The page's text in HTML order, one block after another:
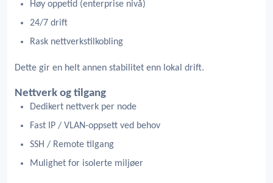
Høy oppetid (enterprise nivå)
24/7 drift
Rask nettverkstilkobling
Dette gir en helt annen stabilitet enn lokal drift.
Nettverk og tilgang
Dedikert nettverk per node
Fast IP / VLAN-oppsett ved behov
SSH / Remote tilgang
Mulighet for isolerte miljøer